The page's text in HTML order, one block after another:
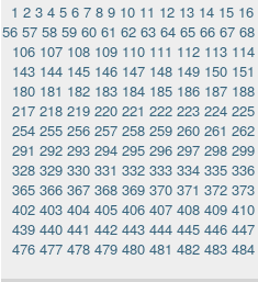
1 2 3 4 5 6 7 8 9 10 11 12 13 14 15 16
56 57 58 59 60 61 62 63 64 65 66 67 68
106 107 108 109 110 111 112 113 114
143 144 145 146 147 148 149 150 151
180 181 182 183 184 185 186 187 188
217 218 219 220 221 222 223 224 225
254 255 256 257 258 259 260 261 262
291 292 293 294 295 296 297 298 299
328 329 330 331 332 333 334 335 336
365 366 367 368 369 370 371 372 373
402 403 404 405 406 407 408 409 410
439 440 441 442 443 444 445 446 447
476 477 478 479 480 481 482 483 484